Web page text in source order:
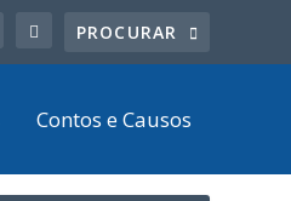
Contos e Causos